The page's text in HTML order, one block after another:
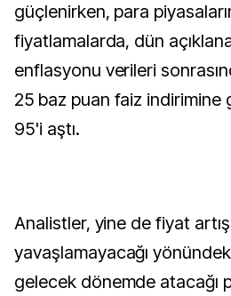
güçlenirken, para
fiyatlamalarda, dün
enflasyonu verileri
25 baz puan faiz indirimine
95'i aştı.
Analistler, yine de fiyat
yavaşlamayacağı
gelecek dönemde atacağı